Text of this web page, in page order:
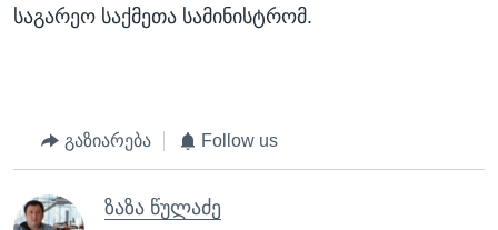
საგარეო საქმეთა სამინისტრომ.
გაზიარება Follow us
ზაზა წულაძე